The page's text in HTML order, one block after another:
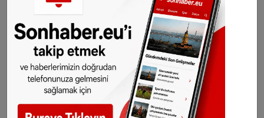
hem de sezonun ilk galibiyetini almamız bizim
için büyük bir anlam taşıyor. Geçen sezon 3.
Amatör Küme’de şampiyon olarak bir üst
kümeye yükseldik ve bu başarıyı sürdürmek
istiyoruz. Takıma yeni transfer ettiğimiz
futbolcuların uyum süreci çok iyi ilerliyor ve her